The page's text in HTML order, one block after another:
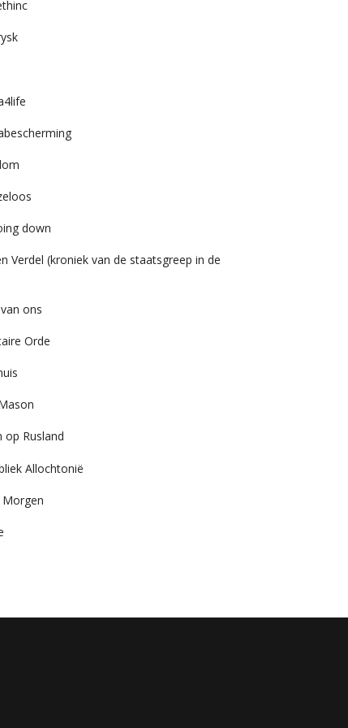
down
Verdel (kroniek van de staatsgreep in de
ons
Orde
op Rusland
Allochtonië
Morgen